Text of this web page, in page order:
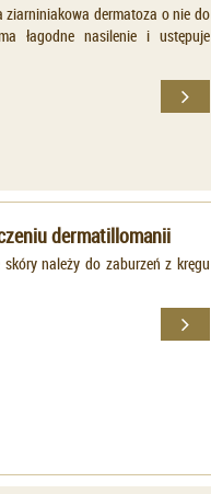
ziarniniakowa dermatoza o nie do
łagodne nasilenie i ustępuje
dermatillomanii
należy do zaburzeń z kręgu